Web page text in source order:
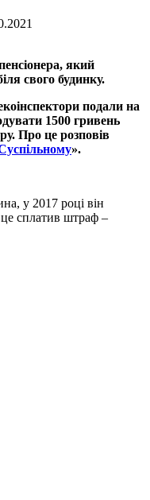
який
свого будинку.
подали на
1500 гривень
Про це розповів
».
у 2017 році він
це сплатив штраф –